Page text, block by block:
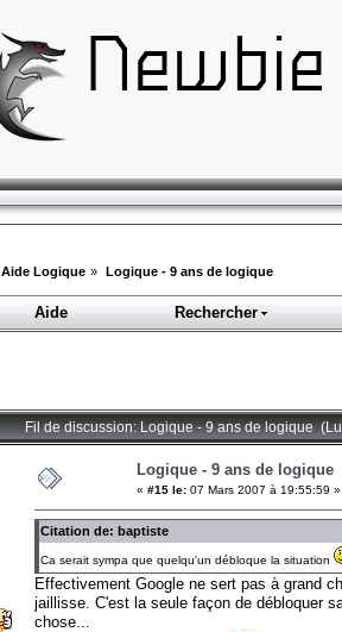
Aide Logique » Logique - 9 ans de logique
Aide Rechercher
Fil de discussion: Logique - 9 ans de logique
Logique - 9 ans de logique
« #15 le: 07 Mars 2007 à 19:55:59 »
Citation de: baptiste
Ca serait sympa que quelqu'un débloque la situation
Effectivement Google ne sert pas à grand
jaillisse. C'est la seule façon de débloquer
chose...